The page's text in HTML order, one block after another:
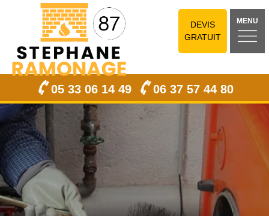
DEVIS
GRATUIT
MENU
05 33 06 14 49 06 37 57 44 80